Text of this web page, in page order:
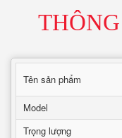
Tên sản phẩm
Model
Trọng lượng